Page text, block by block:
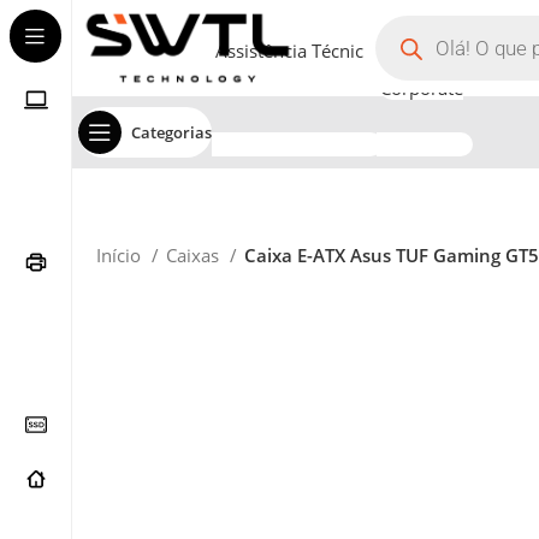
Categorias
Assistência Técnica
Corporate
Início Caixas Caixa E-ATX Asus TUF Gaming